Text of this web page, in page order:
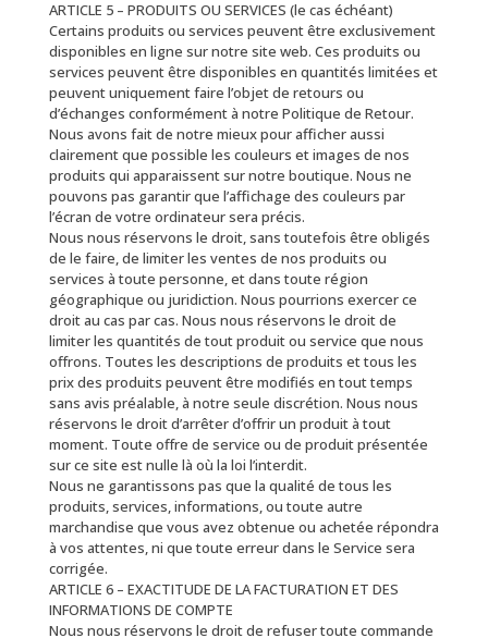
ARTICLE 5 – PRODUITS OU SERVICES (le cas échéant)
Certains produits ou services peuvent être exclusivement
disponibles en ligne sur notre site web. Ces produits ou
services peuvent être disponibles en quantités limitées et
peuvent uniquement faire l’objet de retours ou
d’échanges conformément à notre Politique de Retour.
Nous avons fait de notre mieux pour afficher aussi
clairement que possible les couleurs et images de nos
produits qui apparaissent sur notre boutique. Nous ne
pouvons pas garantir que l’affichage des couleurs par
l’écran de votre ordinateur sera précis.
Nous nous réservons le droit, sans toutefois être obligés
de le faire, de limiter les ventes de nos produits ou
services à toute personne, et dans toute région
géographique ou juridiction. Nous pourrions exercer ce
droit au cas par cas. Nous nous réservons le droit de
limiter les quantités de tout produit ou service que nous
offrons. Toutes les descriptions de produits et tous les
prix des produits peuvent être modifiés en tout temps
sans avis préalable, à notre seule discrétion. Nous nous
réservons le droit d’arrêter d’offrir un produit à tout
moment. Toute offre de service ou de produit présentée
sur ce site est nulle là où la loi l’interdit.
Nous ne garantissons pas que la qualité de tous les
produits, services, informations, ou toute autre
marchandise que vous avez obtenue ou achetée répondra
à vos attentes, ni que toute erreur dans le Service sera
corrigée.
ARTICLE 6 – EXACTITUDE DE LA FACTURATION ET DES
INFORMATIONS DE COMPTE
Nous nous réservons le droit de refuser toute commande